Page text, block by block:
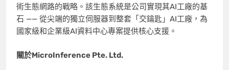
術生態網路的戰略。該生態系統是公司實現其AI工廠的基
石 —— 從尖端的獨立伺服器到整套「交鑰匙」AI工廠，為
國家級和企業級AI資料中心專案提供核心支援。
關於MicroInference Pte. Ltd.